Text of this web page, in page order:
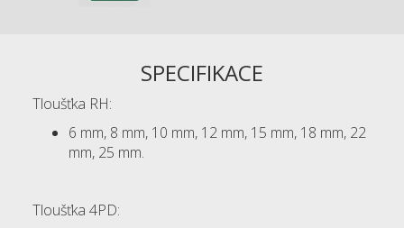
SPECIFIKACE
Tloušťka RH:
6 mm, 8 mm, 10 mm, 12 mm, 15 mm, 18 mm, 22
mm, 25 mm.
Tloušťka 4PD: